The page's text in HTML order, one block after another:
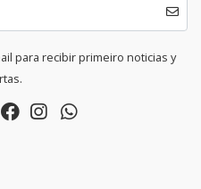
para recibir primeiro noticias y